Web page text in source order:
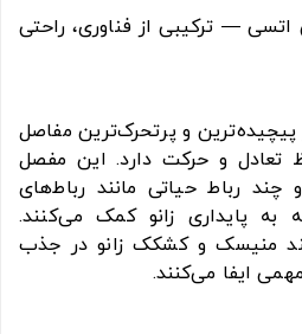
اتسی — ترکیبی از فناوری، راحتی
پیچیده‌ترین و پرتحرک‌ترین مفاصل
و حرکت دارد. این مفصل
رباط حیاتی مانند رباط‌های
پایداری زانو کمک می‌کنند.
منیسک و کشکک زانو در جذب
ایفا می‌کنند.